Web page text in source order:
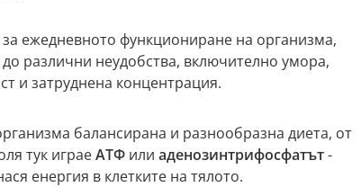
ежедневното функциониране на организма,
различни неудобства, включително умора,
и затруднена концентрация.
балансирана и разнообразна диета, от
тук играеАТФ или аденозинтрифосфатът-
енергия в клетките на тялото.